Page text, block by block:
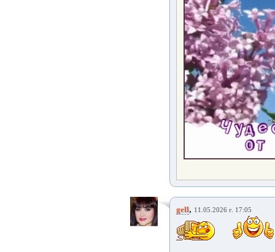
gell, 11.05.2026 г. 17:05